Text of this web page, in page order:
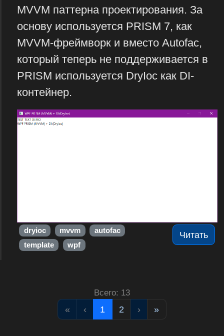
MVVM паттерна проектирования. За
основу используется PRISM 7, как
MVVM-фреймворк и вместо Autofac,
который теперь не поддерживается в
PRISM используется DryIoc как DI-
контейнер.
Читать
dryioc mvvm
autofac
template
wpf
Всего: 13
« ‹ 1 2 › »